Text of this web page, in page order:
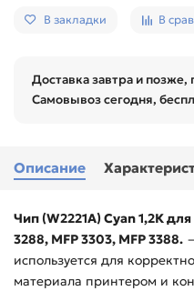
В закладки В
Доставка завтра и позже,
Самовывоз сегодня,
Описание
Чип (W2221A) Cyan 1,2К
3288, MFP 3303, MFP 3388.
используется для
материала принтером и